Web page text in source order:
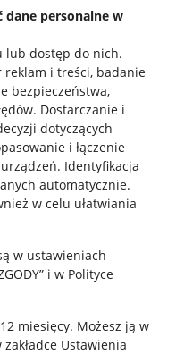
dane personalne w
lub dostęp do nich.
reklam i treści, badanie
bezpieczeństwa,
. Dostarczanie i
dotyczących
i łączenie
. Identyfikacja
automatycznie.
w celu ułatwiania
w ustawieniach
i w Polityce
miesięcy. Możesz ją w
Ustawienia